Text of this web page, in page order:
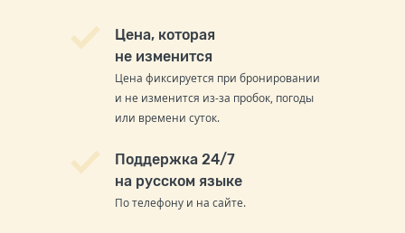
Цена, которая
не изменится
Цена фиксируется при бронировании
и не изменится из-за пробок, погоды
или времени суток.
Поддержка 24/7
на русском языке
По телефону и на сайте.